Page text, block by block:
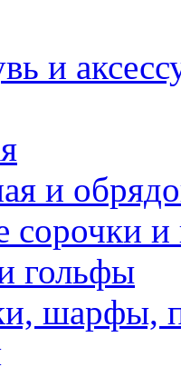
и
и
сорочки
гольфы
шарфы,